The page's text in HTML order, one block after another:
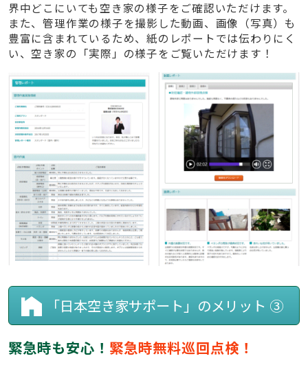
界中どこにいても空き家の様子をご確認いただけます。
また、管理作業の様子を撮影した動画、画像（写真）も
豊富に含まれているため、紙のレポートでは伝わりにく
い、空き家の「実際」の様子をご覧いただけます！
「日本空き家サポート」のメリット ③
緊急時も安心！ 緊急時無料巡回点検！